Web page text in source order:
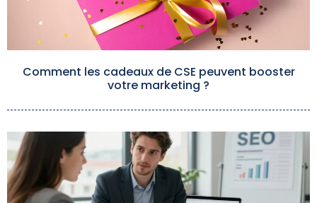
Comment les cadeaux de CSE peuvent booster
votre marketing ?